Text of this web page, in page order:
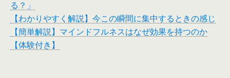
る？」
【わかりやすく解説】今この瞬間に集中するときの感じ
【簡単解説】マインドフルネスはなぜ効果を持つのか
【体験付き】